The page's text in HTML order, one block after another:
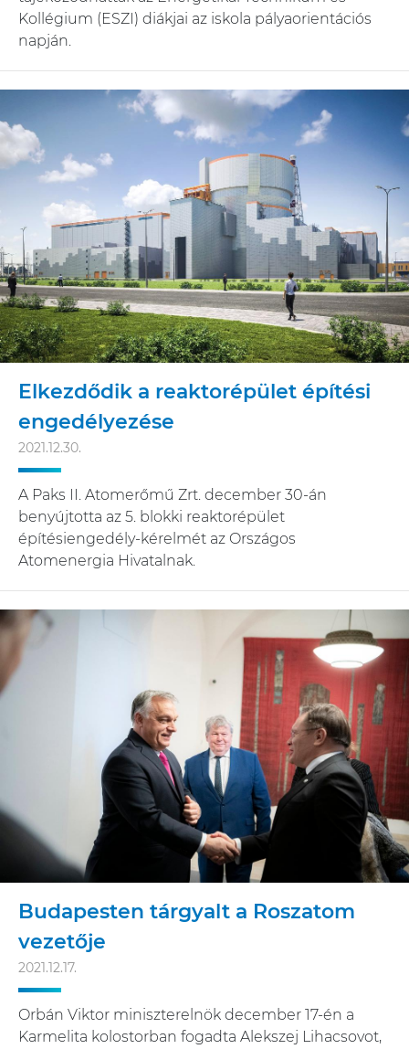
Kollégium (ESZI) diákjai az iskola pályaorientációs
napján.
Elkezdődik a reaktorépület építési
engedélyezése
2021.12.30.
A Paks II. Atomerőmű Zrt. december 30-án
benyújtotta az 5. blokki reaktorépület
építésiengedély-kérelmét az Országos
Atomenergia Hivatalnak.
Budapesten tárgyalt a Roszatom
vezetője
2021.12.17.
Orbán Viktor miniszterelnök december 17-én a
Karmelita kolostorban fogadta Alekszej Lihacsovot,